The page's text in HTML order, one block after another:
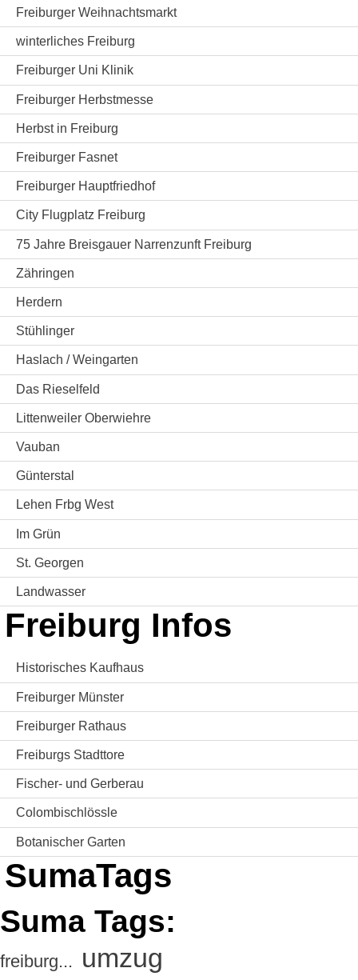
Freiburger Weihnachtsmarkt
winterliches Freiburg
Freiburger Uni Klinik
Freiburger Herbstmesse
Herbst in Freiburg
Freiburger Fasnet
Freiburger Hauptfriedhof
City Flugplatz Freiburg
75 Jahre Breisgauer Narrenzunft Freiburg
Zähringen
Herdern
Stühlinger
Haslach / Weingarten
Das Rieselfeld
Littenweiler Oberwiehre
Vauban
Günterstal
Lehen Frbg West
Im Grün
St. Georgen
Landwasser
Freiburg Infos
Historisches Kaufhaus
Freiburger Münster
Freiburger Rathaus
Freiburgs Stadttore
Fischer- und Gerberau
Colombischlössle
Botanischer Garten
SumaTags
Suma Tags:
freiburg... umzug